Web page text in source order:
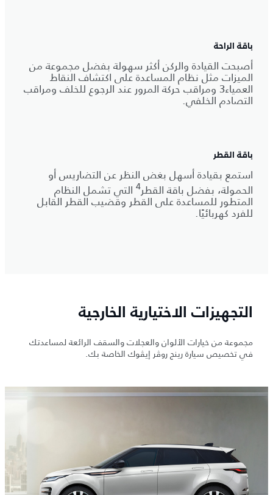
باقة الراحة
أصبحت القيادة والركن أكثر سهولة بفضل مجموعة من
الميزات مثل نظام المساعدة على اكتشاف النقاط
العمياء3 ومراقب حركة المرور عند الرجوع للخلف ومراقب
التصادم الخلفي.
باقة القطر
استمع بقيادة أسهل بغض النظر عن التضاريس أو
الحمولة، بفضل باقة القطر4 التي تشمل النظام
المتطور للمساعدة على القطر وقضيب القطر القابل
للفرد كهربائيًا.
التجهيزات الاختيارية الخارجية
مجموعة من خيارات الألوان والعجلات والسقف الرائعة لمساعدتك
في تخصيص سيارة رينج روڤر إيڤوك الخاصة بك.